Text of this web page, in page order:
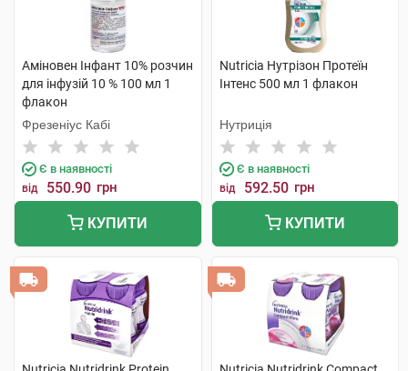
Аміновен Інфант 10% розчин
для інфузій 10 % 100 мл 1
флакон
Фрезеніус Кабі
Є в наявності
від 550.90 грн
КУПИТИ
Nutricia Нутрізон Протеїн
Інтенс 500 мл 1 флакон
Нутриція
Є в наявності
від 592.50 грн
КУПИТИ